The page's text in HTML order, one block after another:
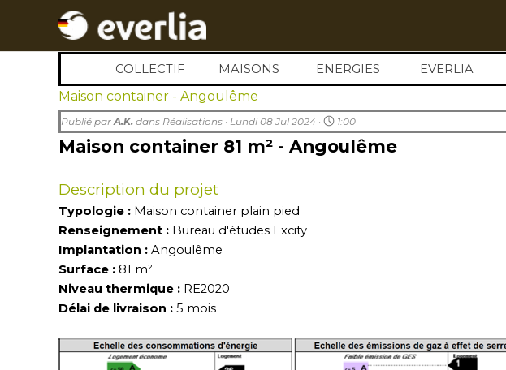
COLLECTIF ▼
MAISONS ▼
ENERGIES EVERLIA
Maison container - Angoulême
Publié parA.K. dans Réalisations · Lundi 08 Jul 2024 · 1:00
Maison container 81 m² - Angoulême
Description du projet
Typologie : Maison container plain pied
Renseignement : Bureau d'études Excity
Implantation : Angoulême
Surface : 81 m²
Niveau thermique : RE2020
Délai de livraison : 5 mois